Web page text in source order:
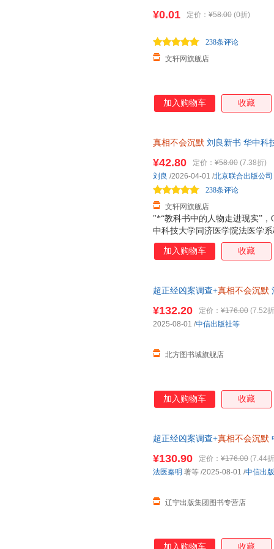
¥0.01 定价： ¥58.00 (0折)
文轩网旗舰店
238条评论
加入购物车 收藏
真相不会沉默 刘良新书 华中科
发货，85%城市次日达，团购
"*“教科书中的人物走进现实”
中科技大学同济医学院法医学
需要的生活安全与法律指南，
本书讲述生活中容易忽视的潜
开黑暗的幕布，如实报告，向
次解剖，近万件法医鉴定，本
脆弱与尊严。*图文结合，金句
¥42.80 定价： ¥58.00 (7.38折)
文轩网旗舰店
238条评论
刘良 /2026-04-01 /北京联合出版公司
加入购物车 收藏
超正经凶案调查+真相不会沉默
¥132.20 定价： ¥176.00 (7.52
北方图书城旗舰店
2025-08-01 /中信出版社等
加入购物车 收藏
超正经凶案调查+真相不会沉默
¥130.90 定价： ¥176.00 (7.44
辽宁出版集团图书专营店
法医秦明 著等 /2025-08-01 /中信出
加入购物车 收藏